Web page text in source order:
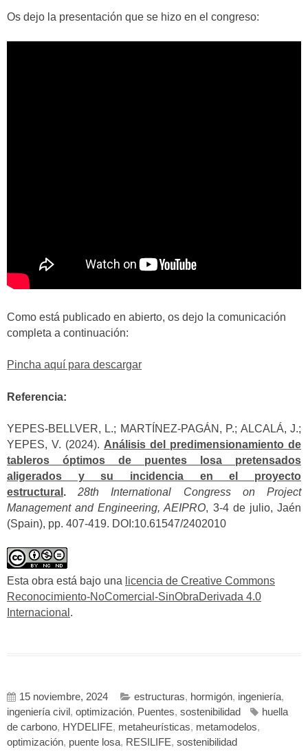
Os dejo la presentación que se hizo en el congreso:
Como está publicado en abierto, os dejo la comunicación
completa a continuación:
Pincha aquí para descargar
Referencia:
YEPES-BELLVER, L.; MARTÍNEZ-PAGÁN, P.; ALCALÁ, J.;
YEPES, V. (2024). Análisis del predimensionamiento de
tableros óptimos de puentes losa pretensados
aligerados y su incidencia en el proyecto
estructural .
28th International Congress on Project
Management and Engineering, AEIPRO, 3-4 de julio, Jaén
(Spain), pp. 407-419. DOI:10.61547/2402010
Esta obra está bajo una licencia de Creative Commons
Reconocimiento-NoComercial-SinObraDerivada 4.0
Internacional .
15 noviembre, 2024 estructuras, hormigón, ingeniería,
ingeniería civil , optimización, Puentes, sostenibilidad
huella
de carbono, HYDELIFE, metaheurísticas, metamodelos,
optimización, puente losa, RESILIFE, sostenibilidad